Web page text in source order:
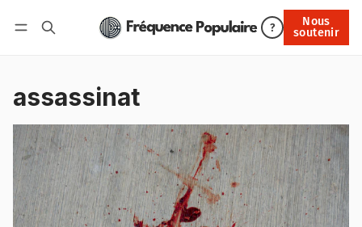
?
Nous
soutenir
Nous soutenir
assassinat